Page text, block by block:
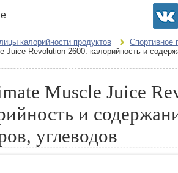
калорийности продуктов
Спортивное
Juice Revolution 2600: калорийность и
Muscle Juice
и
углеводов